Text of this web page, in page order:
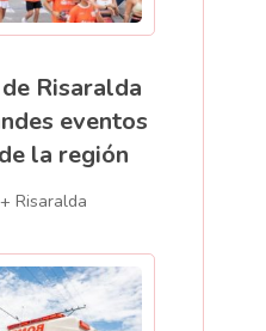
Risaralda
eventos
la región
Risaralda